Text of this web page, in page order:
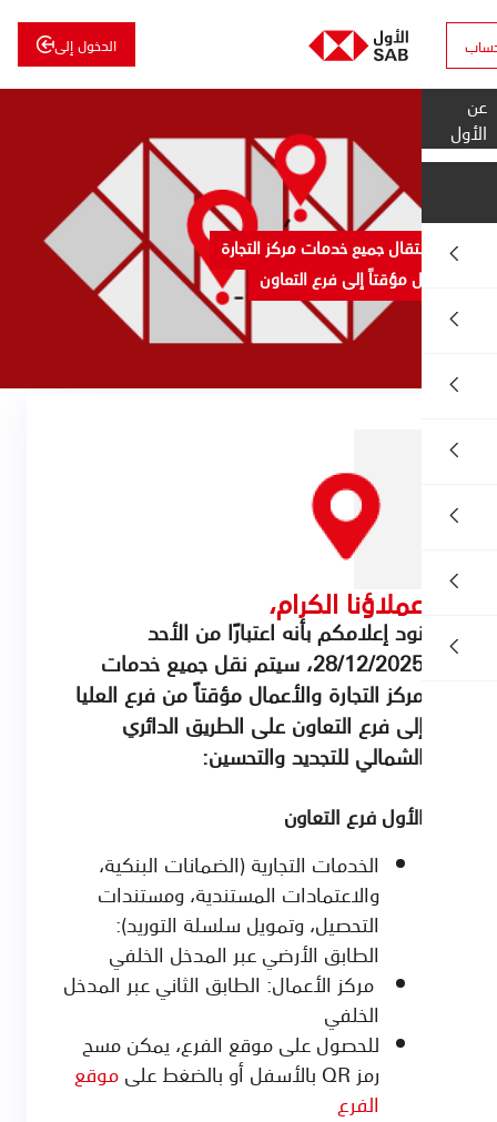
الأول
للاستثمار
جميع خدمات مركز التجارة
مؤقتاً إلى فرع التعاون
الكرام،
إعلامكم بأنه اعتبارًا من الأحد
28/12/2025، سيتم نقل جميع خدمات
التجارة والأعمال مؤقتاً من فرع العليا
فرع التعاون على الطريق الدائري
للتجديد والتحسين:
فرع التعاون
الخدمات التجارية (الضمانات البنكية،
والاعتمادات المستندية، ومستندات
التحصيل، وتمويل سلسلة التوريد):
الطابق الأرضي عبر المدخل الخلفي
مركز الأعمال: الطابق الثاني عبر المدخل
للحصول على موقع الفرع، يمكن مسح
موقع